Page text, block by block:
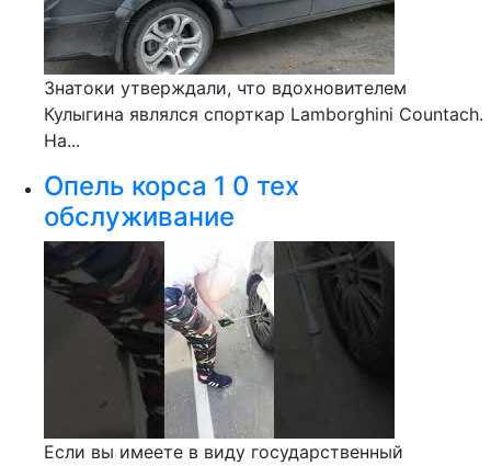
Знатоки утверждали, что вдохновителем
Кулыгина являлся спорткар Lamborghini Countach.
На...
Опель корса 1 0 тех
обслуживание
Если вы имеете в виду государственный